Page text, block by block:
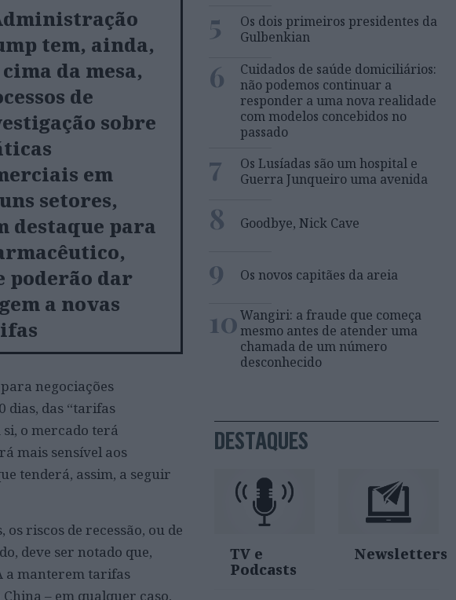
tem, ainda,
da mesa,
de
sobre
em
setores,
destaque para
poderão dar
a novas
negociações
dias, das “tarifas
si, o mercado terá
mais sensível aos
tenderá, assim, a seguir
os riscos de recessão, ou de
deve ser notado que,
a manterem tarifas
– em qualquer caso,
5
Os dois primeiros presidentes da
Gulbenkian
6
Cuidados de saúde domiciliários:
não podemos continuar a
responder a uma nova realidade
com modelos concebidos no
passado
7
Os Lusíadas são um hospital e
Guerra Junqueiro uma avenida
8 Goodbye, Nick Cave
9 Os novos capitães da areia
10Wangiri: a fraude que começa
mesmo antes de atender uma
chamada de um número
desconhecido
DESTAQUES
TV e
Podcasts
Newsletters